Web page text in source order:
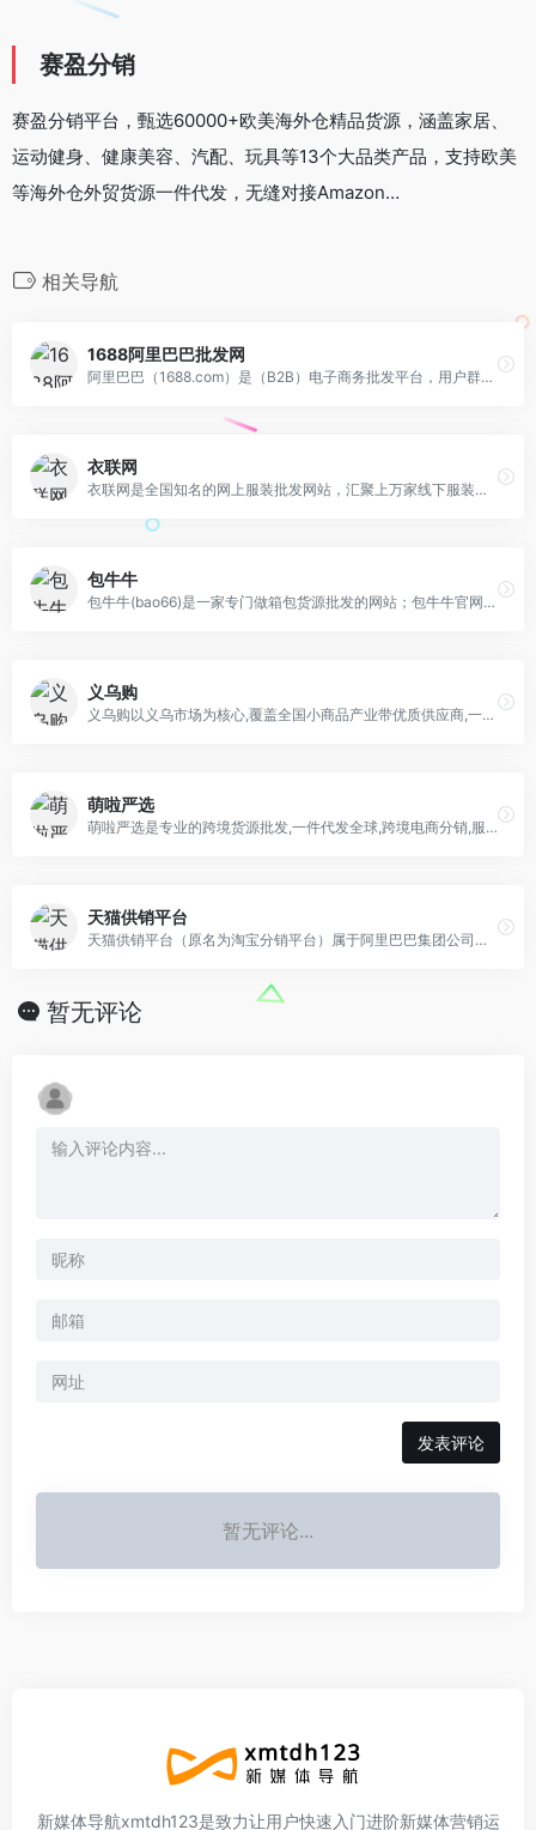
赛盈分销
赛盈分销平台，甄选60000+欧美海外仓精品货源，涵盖家居、
运动健身、健康美容、汽配、玩具等13个大品类产品，支持欧美
等海外仓外贸货源一件代发，无缝对接Amazon…
相关导航
1688阿里巴巴批发网
阿里巴巴（1688.com）是（B2B）电子商务批发平台，用户群体庞大，在同类型平台中影响力是非常大的。目前阿里巴巴批发网1688已覆盖原材料、工业品、服装服饰等
衣联网
衣联网是全国知名的网上服装批发网站，汇聚上万家线下服装厂家的优质货源，衣联网热销的品类有高中低档的女装、男装、童装、内衣，箱包、配饰、男女鞋类等，衣联网上的实体批发
包牛牛
包牛牛(bao66)是一家专门做箱包货源批发的网站；包牛牛官网批发汇集了河北白沟、广州数千家经过严格认证筛选的网供厂商，为全国各地电商卖家、批发零售商提供白沟箱包批
义乌购
义乌购以义乌市场为核心,覆盖全国小商品产业带优质供应商,一手货源,品质商品更低价;品类丰富, 登录义乌购批发网站官网, 360°全景、直播、APP在线商品达500万
萌啦严选
萌啦严选是专业的跨境货源批发,一件代发全球,跨境电商分销,服务平台。官网整合了国内外批发市场数万档口和生产厂家的服装鞋帽,美妆保健,运动器械,包包配饰,移动数码…
天猫供销平台
天猫供销平台（原名为淘宝分销平台）属于阿里巴巴集团公司，是专门为网店店主提供代销、批发的平台服务，帮助卖家更加快速地找到分销商或成为供货商的平台，天猫供销平台官网…
暂无评论
暂无评论...
新媒体导航xmtdh123是致力让用户快速入门进阶新媒体营销运